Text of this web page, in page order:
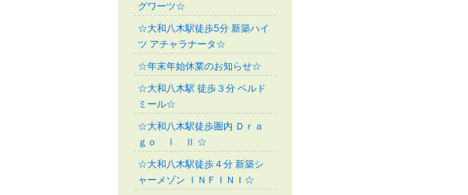
グワーツ☆
☆大和八木駅徒歩5分 新築ハイ
ツ アチャラナータ☆
☆年末年始休業のお知らせ☆
☆大和八木駅 徒歩３分 ベルド
ミール☆
☆大和八木駅徒歩圏内 Ｄｒａ
ｇｏ Ⅰ Ⅱ ☆
☆大和八木駅徒歩４分 新築シ
ャーメゾン ＩＮＦＩＮＩ☆